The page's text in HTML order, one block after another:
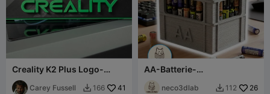
Creality K2 Plus Logo-
Platte
Carey Fussell  166 41
AA-Batterie-
(SOJU_BOX)
neco3dlab  112 26